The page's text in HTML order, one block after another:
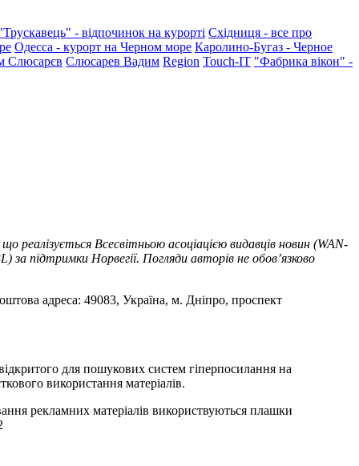
- відпочинок на курорті Східниця - все про
Одесса - курорт на Черном море Каролино-Бугаз - Черное
Слюсарєв Слюсарев Вадим Region Touch-IT "Фабрика вікон" -
Всесвітньою асоціацією видавців новин (WAN-
підтримки Норвегії. Погляди авторів не обов’язково
адреса: 49083, Україна, м. Дніпро, проспект
для пошукових систем гіперпосилання на
використання матеріалів.
рекламних матеріалів використвуються плашки